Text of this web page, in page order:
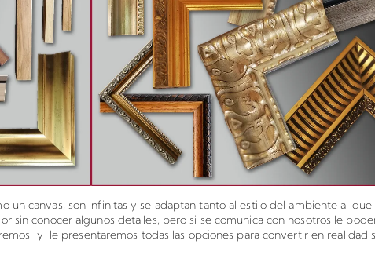
un canvas, son infinitas y se adaptan tanto al estilo del ambiente al
sin conocer algunos detalles, pero si se comunica con nosotros le
y le presentaremos todas las opciones para convertir en realidad